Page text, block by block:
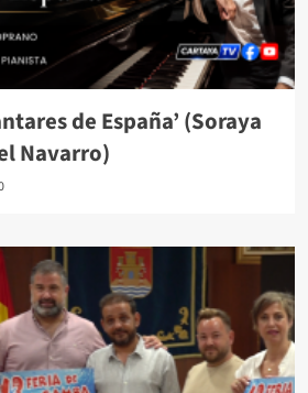
de España’ (Soraya
Navarro)